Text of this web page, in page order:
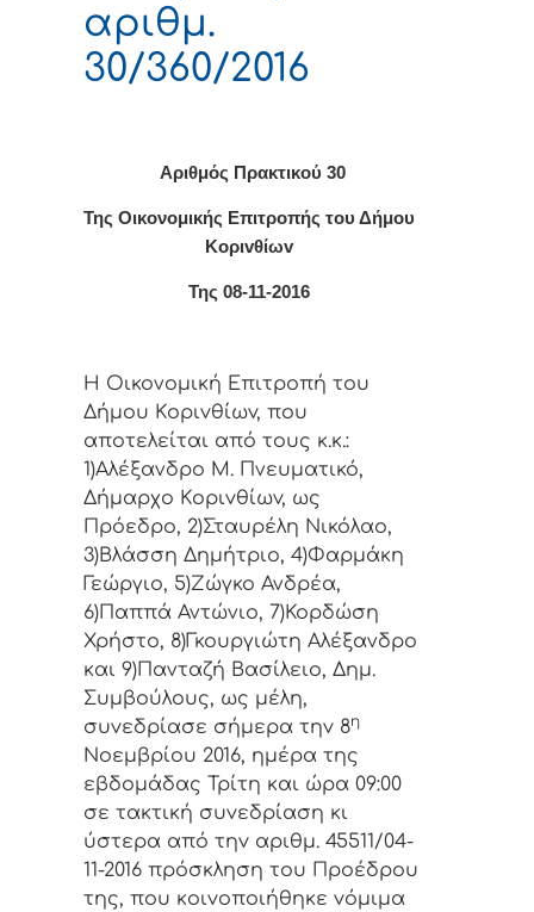
αριθμ.
30/360/2016
Αριθμός Πρακτικού 30
Της Οικονομικής Επιτρoπής τoυ Δήμoυ
Κoριvθίωv
Της 08-11-2016
Η Οικονομική Επιτρoπή τoυ
Δήμoυ Κoριvθίωv, πoυ
απoτελείται από τoυς κ.κ.:
1)Αλέξανδρο Μ. Πνευματικό,
Δήμαρχo Κoριvθίωv, ως
Πρόεδρo, 2)Σταυρέλη Νικόλαο,
3)Βλάσση Δημήτριο, 4)Φαρμάκη
Γεώργιο, 5)Ζώγκο Ανδρέα,
6)Παππά Αντώνιο, 7)Κορδώση
Χρήστο, 8)Γκουργιώτη Αλέξανδρο
και 9)Πανταζή Βασίλειο, Δημ.
Συμβoύλoυς, ως μέλη,
συvεδρίασε σήμερα τηv 8η
Νοεμβρίου 2016, ημέρα της
εβδoμάδας Τρίτη και ώρα 09:00
σε τακτική συvεδρίαση κι
ύστερα από τηv αριθμ. 45511/04-
11-2016 πρόσκληση τoυ Πρoέδρoυ
της, πoυ κoιvoπoιήθηκε vόμιμα